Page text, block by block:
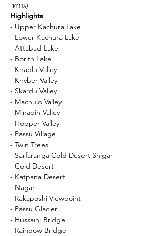
ท่าน)
Highlights
- Upper Kachura Lake
- Lower Kachura Lake
- Attabad Lake
- Borith Lake
- Khaplu Valley
- Khyber Valley
- Skardu Valley
- Machulo Valley
- Minapin Valley
- Hopper Valley
- Passu Village
- Twin Trees
- Sarfaranga Cold Desert Shigar
- Cold Desert
- Katpana Desert
- Nagar
- Rakaposhi Viewpoint
- Passu Glacier
- Hussaini Bridge
- Rainbow Bridge